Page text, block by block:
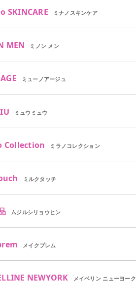
SKINCARE ミナノスキンケア
MEN ミノン メン
ミューノアージュ
ミュウミュウ
Collection ミラノコレクション
ミルクタッチ
ムジルシリョウヒン
メイクプレム
NEWYORK メイベリン ニューヨーク